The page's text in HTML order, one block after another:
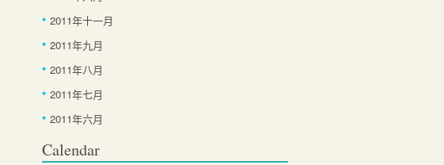
2011年十一月
2011年九月
2011年八月
2011年七月
2011年六月
Calendar